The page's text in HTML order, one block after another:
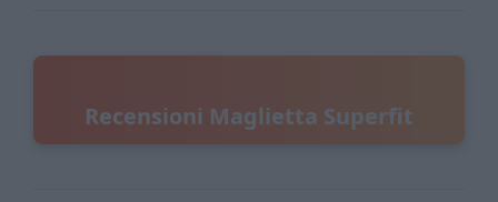
Recensioni Maglietta Superfit